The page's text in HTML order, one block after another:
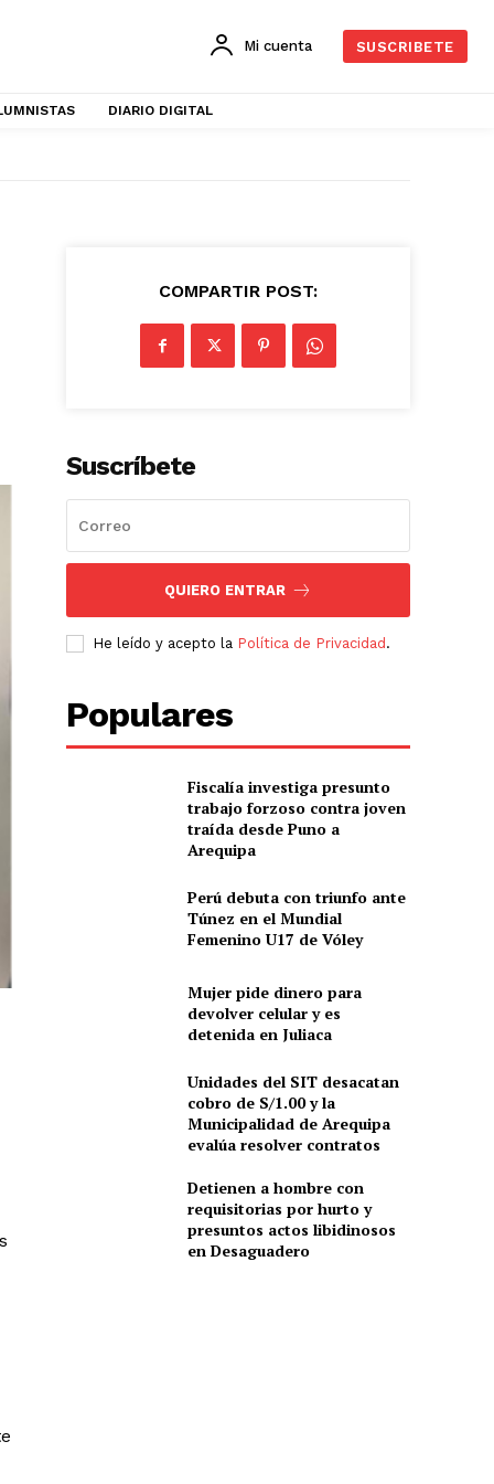
Mi cuenta SUSCRIBETE
DIARIO DIGITAL
COMPARTIR POST:
Suscríbete
QUIERO ENTRAR
He leído y acepto la Política de Privacidad .
Populares
Fiscalía investiga presunto
trabajo forzoso contra joven
traída desde Puno a
Arequipa
Perú debuta con triunfo ante
Túnez en el Mundial
Femenino U17 de Vóley
Mujer pide dinero para
devolver celular y es
detenida en Juliaca
Unidades del SIT desacatan
cobro de S/1.00 y la
Municipalidad de Arequipa
evalúa resolver contratos
Detienen a hombre con
requisitorias por hurto y
presuntos actos libidinosos
en Desaguadero